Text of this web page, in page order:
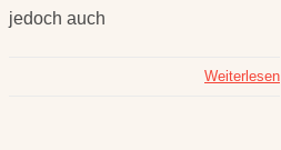
jedoch auch
Weiterlesen